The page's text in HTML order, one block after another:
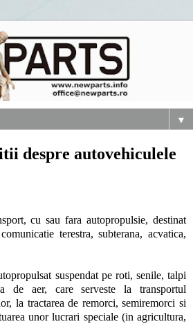
▼
despre autovehiculele
cu sau fara autopropulsie, destinat
terestra, subterana, acvatica,
suspendat pe roti, senile, talpi
de aer, care serveste la transportul
la tractarea de remorci, semiremorci si
unor lucrari speciale (in agricultura,